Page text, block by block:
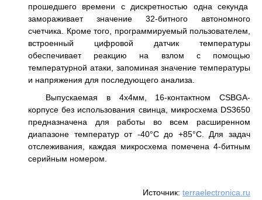
прошедшего времени с дискретностью одна секунда
замораживает значение 32-битного автономного
счетчика. Кроме того, программируемый пользователем,
встроенный цифровой датчик температуры
обеспечивает реакцию на взлом с помощью
температурной атаки, запоминая значение температуры
и напряжения для последующего анализа.
Выпускаемая в 4x4мм, 16-контактном CSBGA-
корпусе без использования свинца, микросхема DS3650
предназначена для работы во всем расширенном
диапазоне температур от -40°C до +85°C. Для задач
отслеживания, каждая микросхема помечена 4-битным
серийным номером.
Источник: terraelectronica.ru